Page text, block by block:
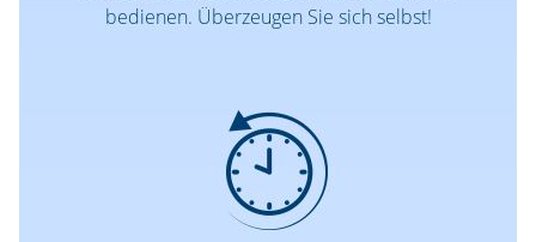
bedienen. Überzeugen Sie sich selbst!